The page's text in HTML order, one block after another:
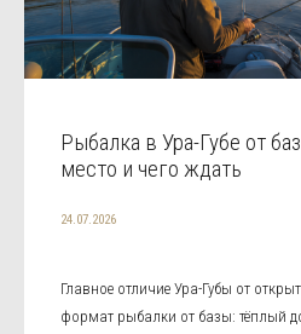
Рыбалка в Ура-Губе от
место и чего ждать
24.07.2026
Главное отличие Ура-Губы от
формат рыбалки от базы: тёплый